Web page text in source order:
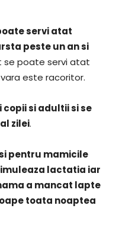
servi atat
peste un an si
se poate servi atat
este racoritor.
si adultii si se
zilei.
pentru mamicile
lactatia iar
a mancat lapte
toata noaptea